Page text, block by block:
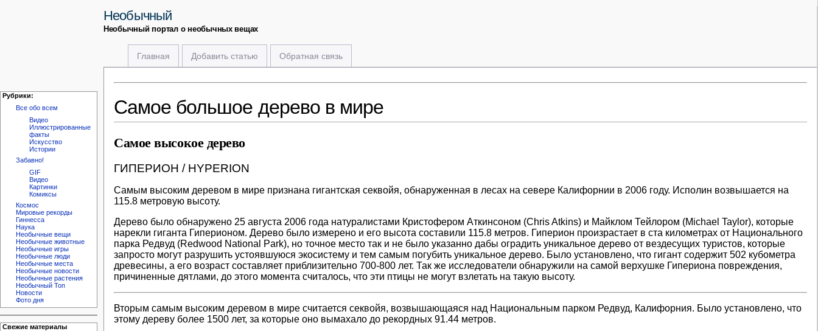
Необычный
Необычный портал о необычных вещах
Рубрики:
Все обо всем
Видео
Иллюстрированные
факты
Искусство
Истории
Забавно!
GIF
Видео
Картинки
Комиксы
Космос
Мировые рекорды
Гиннесса
Наука
Необычные вещи
Необычные животные
Необычные игры
Необычные люди
Необычные места
Необычные новости
Необычные растения
Необычный Топ
Новости
Фото дня
Свежие материалы
Главная Добавить статью Обратная связь
Самое большое дерево в мире
Самое высокое дерево
ГИПЕРИОН / HYPERION
Самым высоким деревом в мире признана гигантская секвойя, обнаруженная в лесах на севере Калифорнии в 2006 году. Исполин возвышается на
115.8 метровую высоту.
Дерево было обнаружено 25 августа 2006 года натуралистами Кристофером Аткинсоном (Chris Atkins) и Майклом Тейлором (Michael Taylor), которые
нарекли гиганта Гиперионом. Дерево было измерено и его высота составили 115.8 метров. Гиперион произрастает в ста километрах от Национального
парка Редвуд (Redwood National Park), но точное место так и не было указанно дабы оградить уникальное дерево от вездесущих туристов, которые
запросто могут разрушить устоявшуюся экосистему и тем самым погубить уникальное дерево. Было установлено, что гигант содержит 502 кубометра
древесины, а его возраст составляет приблизительно 700-800 лет. Так же исследователи обнаружили на самой верхушке Гипериона повреждения,
причиненные дятлами, до этого момента считалось, что эти птицы не могут взлетать на такую высоту.
Вторым самым высоким деревом в мире считается секвойя, возвышающаяся над Национальным парком Редвуд, Калифорния. Было установлено, что
этому дереву более 1500 лет, за которые оно вымахало до рекордных 91.44 метров.